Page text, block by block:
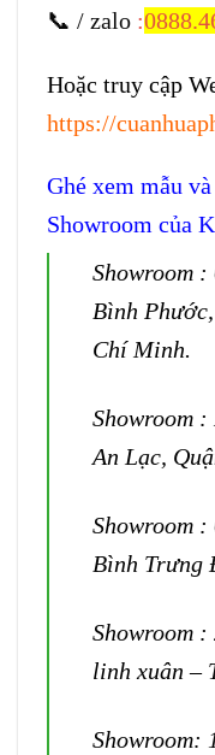
📞 / zalo :
Hoặc truy cập
https://
Ghé xem mẫu
Showroom của
Showroom :
Bình
Chí Minh.
Showroom
An Lạc,
Showroom
Bình Trưng
Showroom
linh xuân –
Showroom: